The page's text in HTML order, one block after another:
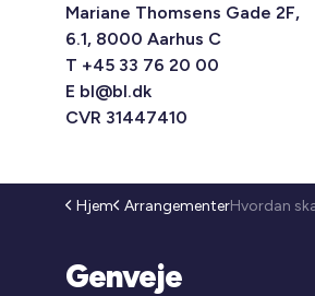
Mariane Thomsens Gade 2F,
6.1, 8000 Aarhus C
T +45 33 76 20 00
E bl@bl.dk
CVR 31447410
Hjem Arrangementer
Genveje